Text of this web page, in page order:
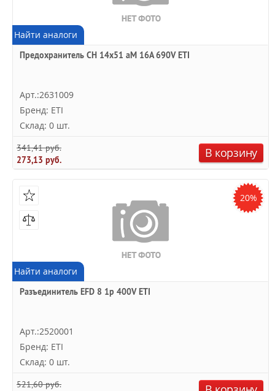
Найти аналоги
Предохранитель CH 14x51 аМ 16A 690V ETI
Арт.:2631009
Бренд: ETI
Склад: 0 шт.
341,41 руб.
273,13 руб.
В корзину
20%
Найти аналоги
Разъединитель EFD 8 1p 400V ETI
Арт.:2520001
Бренд: ETI
Склад: 0 шт.
521,60 руб.